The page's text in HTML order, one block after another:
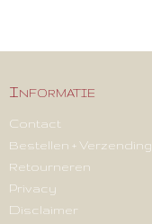
Informatie
Contact
Bestellen + Verzending
Retourneren
Privacy
Disclaimer